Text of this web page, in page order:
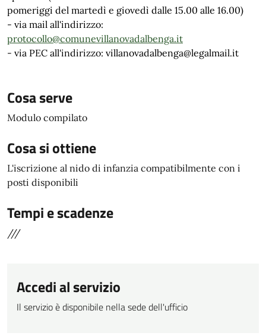
pomeriggi del martedì e giovedì dalle 15.00 alle 16.00)
- via mail all'indirizzo:
protocollo@comunevillanovadalbenga.it
- via PEC all'indirizzo: villanovadalbenga@legalmail.it
Cosa serve
Modulo compilato
Cosa si ottiene
L'iscrizione al nido di infanzia compatibilmente con i
posti disponibili
Tempi e scadenze
///
Accedi al servizio
Il servizio è disponibile nella sede dell'ufficio